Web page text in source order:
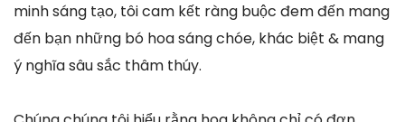
minh sáng tạo, tôi cam kết ràng buộc đem đến mang
đến bạn những bó hoa sáng chóe, khác biệt & mang
ý nghĩa sâu sắc thâm thúy.